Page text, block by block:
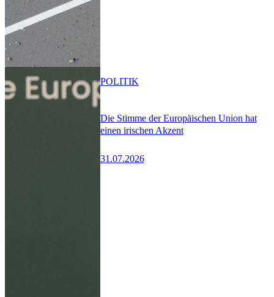
Die Stimme der Europäischen Union hat
einen irischen Akzent
31.07.2026
POLITIK